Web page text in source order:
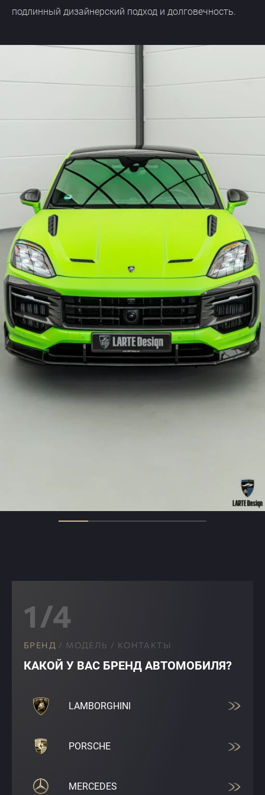
подлинный дизайнерский подход и долговечность.
1/4
БРЕНД / МОДЕЛЬ / КОНТАКТЫ
КАКОЙ У ВАС БРЕНД АВТОМОБИЛЯ?
LAMBORGHINI
PORSCHE
MERCEDES